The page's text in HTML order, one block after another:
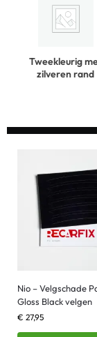
Tweekleurig
zilveren rand
Nio – Velgschade
Gloss Black velgen
€ 27,95